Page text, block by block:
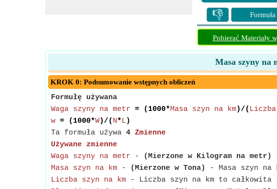
👎 Formuła
Pobierać Materiały
Masa szyny na
KROK 0: Podsumowanie wstępnych obliczeń
Formułę używana
Waga szyny na metr = (1000*Masa szyn na km)/(
w = (1000*W)/( N*L )
Ta formuła używa 4 Zmienne
Używane zmienne
Waga szyny na metr - (Mierzone w Kilogram na metr)
Masa szyn na km - (Mierzone w Tona)
- Masa szyn na
Liczba szyn na km - Liczba szyn na km to